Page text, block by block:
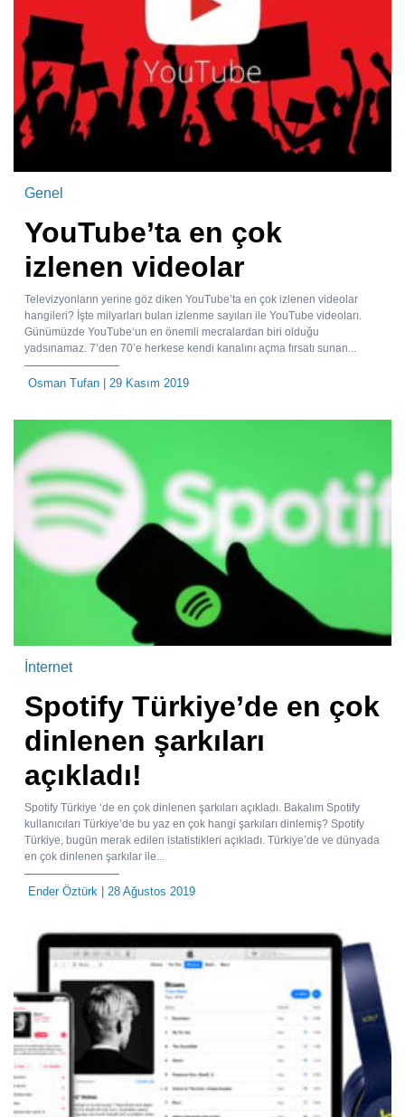
Genel
YouTube’ta en çok
izlenen videolar
Televizyonların yerine göz diken YouTube’ta en çok izlenen videolar
hangileri? İşte milyarları bulan izlenme sayıları ile YouTube videoları.
Günümüzde YouTube‘un en önemli mecralardan biri olduğu
yadsınamaz. 7’den 70’e herkese kendi kanalını açma fırsatı sunan...
Osman Tufan | 29 Kasım 2019
İnternet
Spotify Türkiye’de en çok
dinlenen şarkıları
açıkladı!
Spotify Türkiye ‘de en çok dinlenen şarkıları açıkladı. Bakalım Spotify
kullanıcıları Türkiye’de bu yaz en çok hangi şarkıları dinlemiş? Spotify
Türkiye, bugün merak edilen istatistikleri açıkladı. Türkiye’de ve dünyada
en çok dinlenen şarkılar ile...
Ender Öztürk | 28 Ağustos 2019